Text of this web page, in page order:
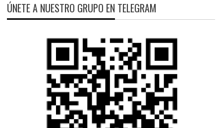
ÚNETE A NUESTRO GRUPO EN TELEGRAM